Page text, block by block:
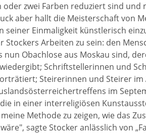
zwei Farben reduziert sind
aber hallt die Meisterschaft von
seiner Einmaligkeit künstlerisch
Stockers Arbeiten zu sein: den
nun Obachlose aus Moskau sind,
Schriftstellerinnen und
Steirerinnen und Steirer im
im
in einer interreligiösen
Methode zu zeigen, wie das
sagte Stocker anlässlich von